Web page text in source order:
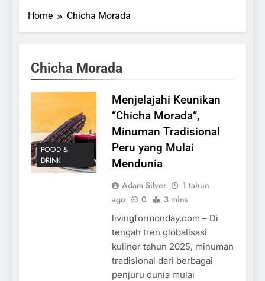
Home Chicha Morada
Chicha Morada
FOOD &
DRINK
Menjelajahi Keunikan
“Chicha Morada”,
Minuman Tradisional
Peru yang Mulai
Mendunia
Adam Silver
1 tahun
ago
0 3 mins
livingformonday.com – Di
tengah tren globalisasi
kuliner tahun 2025, minuman
tradisional dari berbagai
penjuru dunia mulai